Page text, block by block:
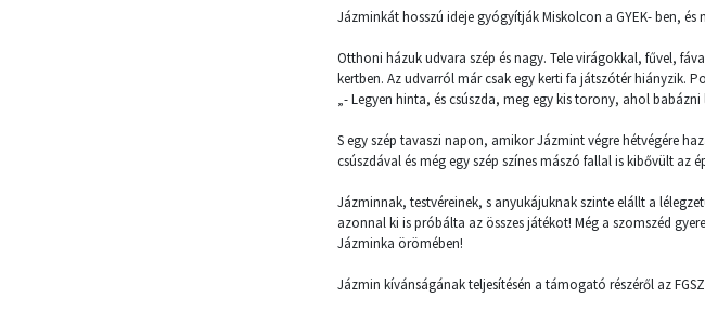
Jázminkát hosszú ideje gyógyítják Miskolcon a GYEK- ben, és
Otthoni házuk udvara szép és nagy. Tele virágokkal, fűvel,
kertben. Az udvarról már csak egy kerti fa játszótér hiányzik.
„- Legyen hinta, és csúszda, meg egy kis torony, ahol
S egy szép tavaszi napon, amikor Jázmint végre hétvégére
csúszdával és még egy szép színes mászó fallal is kibővült az
Jázminnak, testvéreinek, s anyukájuknak szinte elállt a
azonnal ki is próbálta az összes játékot! Még a szomszéd
Jázminka örömében!
Jázmin kívánságának teljesítésén a támogató részéről az